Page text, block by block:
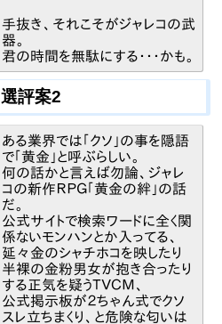
手抜き、それこそがジャレコの武
器。
君の時間を無駄にする・・・かも。
選評案2
ある業界では「クソ」の事を隠語
で「黄金」と呼ぶらしい。
何の話かと言えば勿論、ジャレ
コの新作ＲＰＧ「黄金の絆」の話
だ。
公式サイトで検索ワードに全く関
係ないモンハンとか入ってる、
延々金のシャチホコを映したり
半裸の金粉男女が抱き合ったり
する正気を疑うＴＶＣＭ、
公式掲示板が２ちゃん式でクソ
スレ立ちまくり、と危険な匂いは